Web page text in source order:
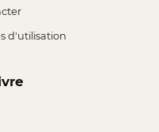
d'utilisation